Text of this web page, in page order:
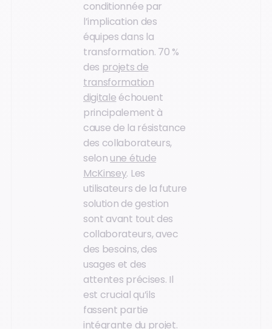
conditionnée par
l’implication des
équipes dans la
transformation. 70 %
des projets de
transformation
digitale échouent
principalement à
cause de la résistance
des collaborateurs,
selon une étude
McKinsey. Les
utilisateurs de la future
solution de gestion
sont avant tout des
collaborateurs, avec
des besoins, des
usages et des
attentes précises. Il
est crucial qu’ils
fassent partie
intégrante du projet.